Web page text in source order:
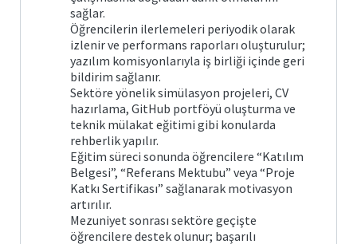
sağlar.
Öğrencilerin ilerlemeleri periyodik olarak
izlenir ve performans raporları oluşturulur;
yazılım komisyonlarıyla iş birliği içinde geri
bildirim sağlanır.
Sektöre yönelik simülasyon projeleri, CV
hazırlama, GitHub portföyü oluşturma ve
teknik mülakat eğitimi gibi konularda
rehberlik yapılır.
Eğitim süreci sonunda öğrencilere “Katılım
Belgesi”, “Referans Mektubu” veya “Proje
Katkı Sertifikası” sağlanarak motivasyon
artırılır.
Mezuniyet sonrası sektöre geçişte
öğrencilere destek olunur; başarılı